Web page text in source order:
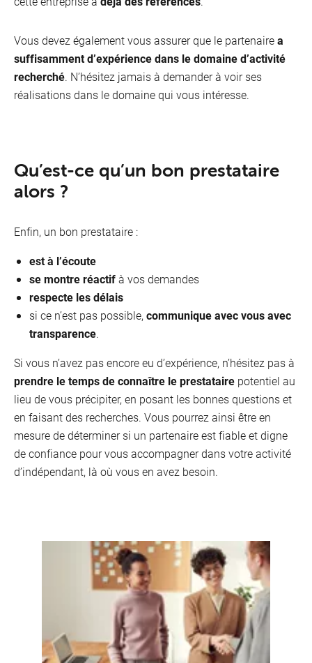
Vous devez également vous assurer que le partenairea
suffisamment d’expérience dans le domaine d’activité
recherché. N’hésitez jamais à demander à voir ses
réalisations dans le domaine qui vous intéresse.
Qu’est-ce qu’un bon prestataire
alors ?
Enfin, un bon prestataire :
est à l’écoute
se montre réactifà vos demandes
respecte les délais
si ce n’est pas possible,communique avec vous avec
transparence.
Si vous n’avez pas encore eu d’expérience, n’hésitez pas à
prendre le temps de connaître le prestataire potentiel au
lieu de vous précipiter, en posant les bonnes questions et
en faisant des recherches. Vous pourrez ainsi être en
mesure de déterminer si un partenaire est fiable et digne
de confiance pour vous accompagner dans votre activité
d’indépendant, là où vous en avez besoin.